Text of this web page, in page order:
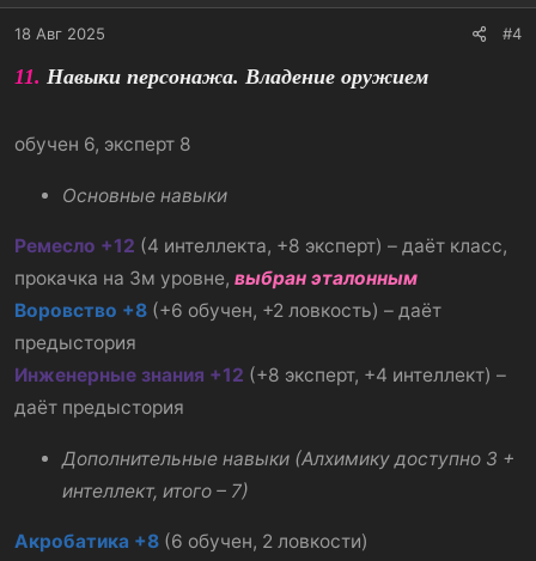
18 Авг 2025 #4
11. Навыки персонажа. Владение оружием
обучен 6, эксперт 8
Основные навыки
Ремесло +12 (4 интеллекта, +8 эксперт) – даёт класс,
прокачка на 3м уровне, выбран эталонным
Воровство +8 (+6 обучен, +2 ловкость) – даёт
предыстория
Инженерные знания +12 (+8 эксперт, +4 интеллект) –
даёт предыстория
Дополнительные навыки (Алхимику доступно 3 +
интеллект, итого – 7)
Акробатика +8 (6 обучен, 2 ловкости)